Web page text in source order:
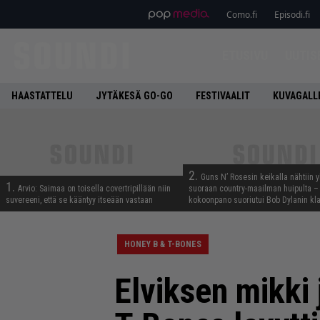
Como.fi Episodi.fi
HAASTATTELU JYTÄKESÄ GO-GO FESTIVAALIT
1. Arvio: Saimaa on toisella covertripillään niin
suvereeni, että se kääntyy itseään vastaan
2. Guns N’ Rosesin keikalla nähtiin
suoraan country-maailman huipulta
kokoonpano suoriutui Bob Dylanin
HONEY B & T-BONES
Elviksen mikki